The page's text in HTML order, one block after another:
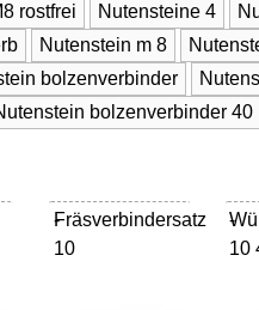
rostfrei Nutensteine 4
Nutenstein m 8
bolzenverbinder
bolzenverbinder 40
Fräsverbindersatz
10
-
10
-